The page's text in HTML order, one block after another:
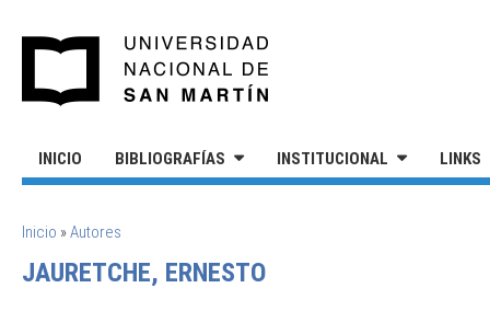
INICIO BIBLIOGRAFÍAS INSTITUCIONAL LINKS
SE ENCUENTRA USTED AQUÍ
Inicio »Autores
JAURETCHE, ERNESTO